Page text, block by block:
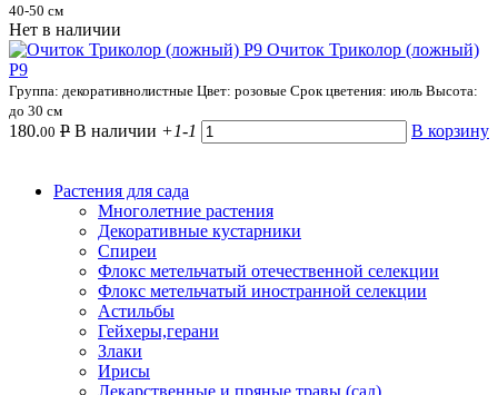
40-50 см
Нет в наличии
Очиток Триколор (ложный)
Р9
Группа: декоративнолистные Цвет: розовые Срок цветения: июль Высота:
до 30 см
180.00 Р В наличии +1-1 В корзину
Растения для сада
Многолетние растения
Декоративные кустарники
Спиреи
Флокс метельчатый отечественной селекции
Флокс метельчатый иностранной селекции
Астильбы
Гейхеры,герани
Злаки
Ирисы
Лекарственные и пряные травы (сад)